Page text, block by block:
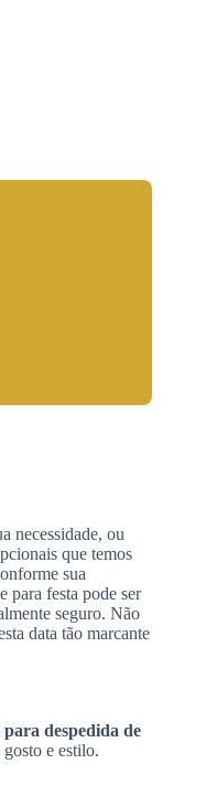
necessidade, ou
que temos
sua
para festa pode ser
seguro. Não
data tão marcante
despedida de
e estilo.